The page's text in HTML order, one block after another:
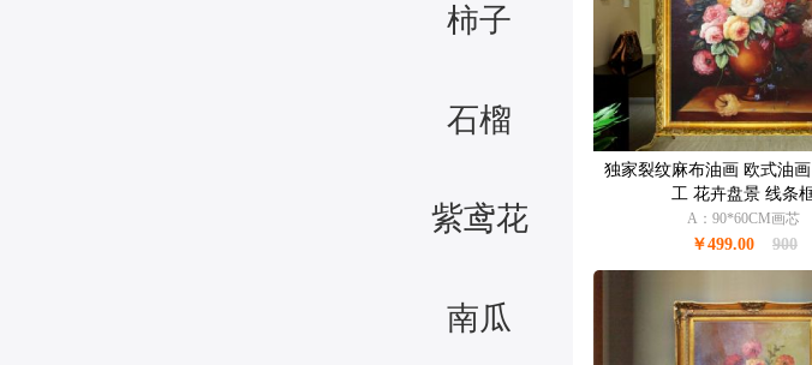
柿子
石榴
紫鸢花
南瓜
独家裂纹麻布油画 欧式油
工 花卉盘景 线条
A：90*60CM画芯
￥499.00 900